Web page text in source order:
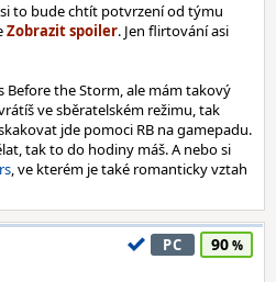
to bude chtít potvrzení od týmu
. Jen flirtování asi
Before the Storm, ale mám takový
ve sběratelském režimu, tak
jde pomoci RB na gamepadu.
tak to do hodiny máš. A nebo si
, ve kterém je také romanticky vztah
PC 90